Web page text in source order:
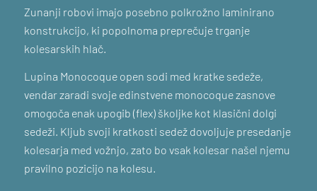
Zunanji robovi imajo posebno polkrožno laminirano
konstrukcijo, ki popolnoma preprečuje trganje
kolesarskih hlač.
Lupina Monocoque open sodi med kratke sedeže,
vendar zaradi svoje edinstvene monocoque zasnove
omogoča enak upogib (flex) školjke kot klasični dolgi
sedeži. Kljub svoji kratkosti sedež dovoljuje presedanje
kolesarja med vožnjo, zato bo vsak kolesar našel njemu
pravilno pozicijo na kolesu.